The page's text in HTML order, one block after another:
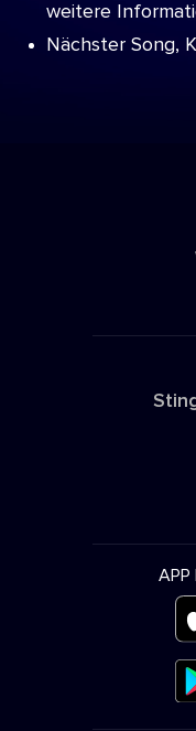
weitere
Nächster Song,
APP